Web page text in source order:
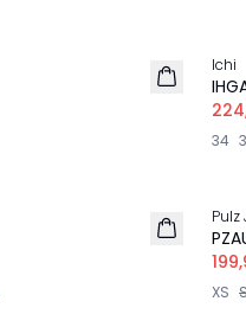
Ichi
34
Pulz
XS